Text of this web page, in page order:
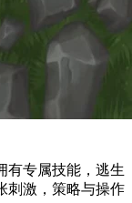
有专属技能，逃生
刺激，策略与操作